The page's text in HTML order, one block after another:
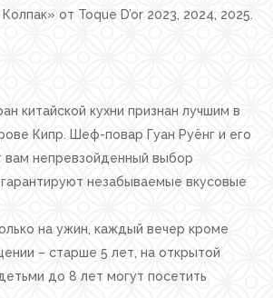
от Toque D’or 2023, 2024, 2025.
китайской кухни признан лучшим в
Кипр. Шеф-повар Гуан Руёнг и его
вам непревзойденный выбор
гарантируют незабываемые вкусовые
на ужин, каждый вечер кроме
– старше 5 лет, на открытой
до 8 лет могут посетить